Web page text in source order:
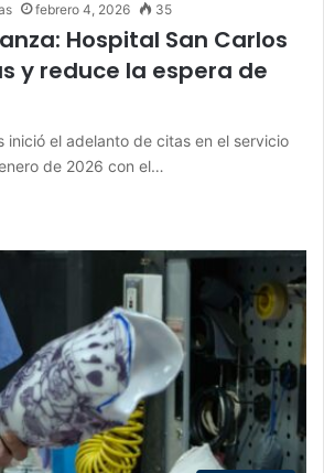
febrero 4, 2026 35
Hospital San Carlos
y reduce la espera de
inició el adelanto de citas en el servicio
de 2026 con el…